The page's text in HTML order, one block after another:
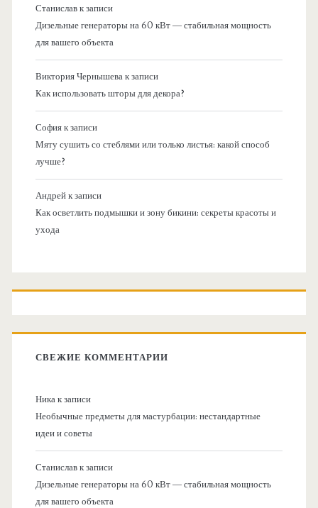
Станиславк записи
Дизельные генераторы на 60 кВт — стабильная мощность
для вашего объекта
Виктория Чернышевак записи
Как использовать шторы для декора?
Софияк записи
Мяту сушить со стеблями или только листья: какой способ
лучше?
Андрейк записи
Как осветлить подмышки и зону бикини: секреты красоты и
ухода
СВЕЖИЕ КОММЕНТАРИИ
Никак записи
Необычные предметы для мастурбации: нестандартные
идеи и советы
Станиславк записи
Дизельные генераторы на 60 кВт — стабильная мощность
для вашего объекта